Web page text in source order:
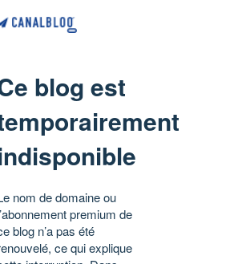
blog est
nom de domaine ou
premium de
blog n’a pas été
ce qui explique